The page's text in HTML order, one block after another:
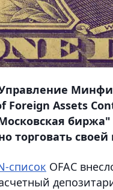
Foreign Assets
биржа"
торговать
список OFAC